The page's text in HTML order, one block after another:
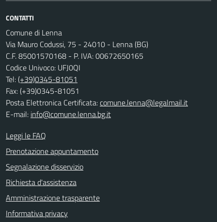
CONTATTI
Comune di Lenna
Via Mauro Codussi, 75 - 24010 - Lenna (BG)
C.F. 85001570168 - P. IVA: 00672650165
Codice Univoco: UFJ0QI
Tel:(+39)0345-81051
Fax: (+39)0345-81051
Posta Elettronica Certificata:comune.lenna@legalmail.it
E-mail: info@comune.lenna.bg.it
Leggi le FAQ
Prenotazione appuntamento
Segnalazione disservizio
Richiesta d'assistenza
Amministrazione trasparente
Informativa privacy